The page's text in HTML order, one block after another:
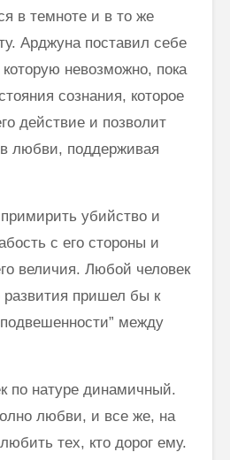
в темноте и в то же
Арджуна поставил себе
невозможно, пока
сознания, которое
действие и позволит
любви, поддерживая
убийство и
с его стороны и
величия. Любой человек
развития пришел бы к
между
по натуре динамичный.
любви, и все же, на
тех, кто дорог ему.